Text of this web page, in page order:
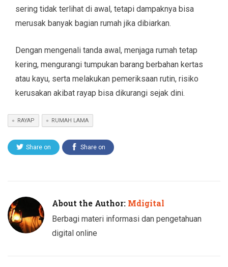
sering tidak terlihat di awal, tetapi dampaknya bisa
merusak banyak bagian rumah jika dibiarkan.
Dengan mengenali tanda awal, menjaga rumah tetap
kering, mengurangi tumpukan barang berbahan kertas
atau kayu, serta melakukan pemeriksaan rutin, risiko
kerusakan akibat rayap bisa dikurangi sejak dini.
RAYAP RUMAH LAMA
Share on Share on
About the Author: Mdigital
Berbagi materi informasi dan pengetahuan
digital online